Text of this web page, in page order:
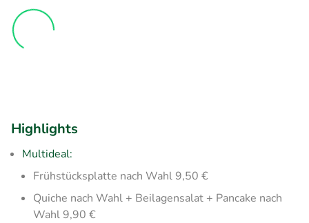
Highlights
Multideal:
Frühstücksplatte nach Wahl 9,50 €
Quiche nach Wahl + Beilagensalat + Pancake nach
Wahl 9,90 €